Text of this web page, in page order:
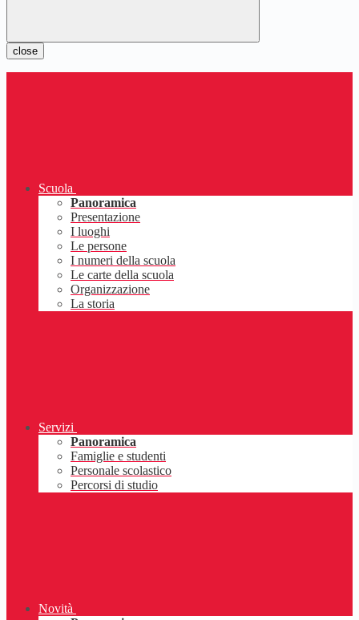
close
Scuola
Panoramica
Presentazione
I luoghi
Le persone
I numeri della scuola
Le carte della scuola
Organizzazione
La storia
Servizi
Panoramica
Famiglie e studenti
Personale scolastico
Percorsi di studio
Novità